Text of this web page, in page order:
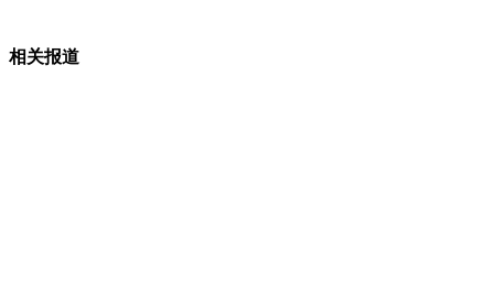
广东镉超标大米涉事企业停产 镉含量未列检测
相关报道